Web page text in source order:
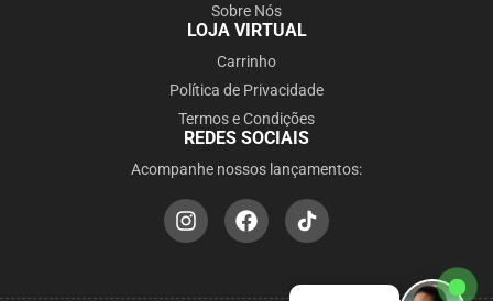
Sobre Nós
LOJA VIRTUAL
Carrinho
Política de Privacidade
Termos e Condições
REDES SOCIAIS
Acompanhe nossos lançamentos: